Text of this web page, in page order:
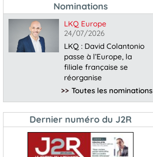
Nominations
LKQ Europe
24/07/2026
LKQ : David Colantonio
passe à l’Europe, la
filiale française se
réorganise
>> Toutes les nominations
Dernier numéro du J2R